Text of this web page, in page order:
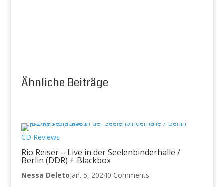
Ähnliche Beiträge
CD Reviews
Rio Reiser – Live in der Seelenbinderhalle /
Berlin (DDR) + Blackbox
Nessa DeletoJan. 5, 20240 Comments